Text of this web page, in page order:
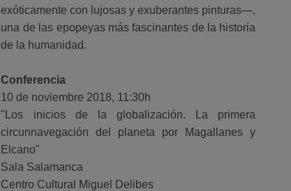
exóticamente con lujosas y exuberantes pinturas―,
una de las epopeyas más fascinantes de la historia
de la humanidad.
Conferencia
10 de noviembre 2018, 11:30h
"Los inicios de la globalización. La primera
circunnavegación del planeta por Magallanes y
Elcano"
Sala Salamanca
Centro Cultural Miguel Delibes